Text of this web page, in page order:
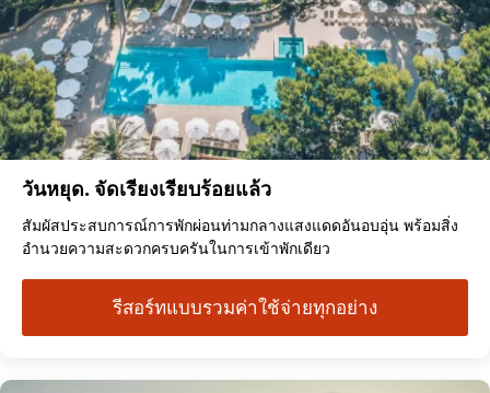
วันหยุด. จัดเรียงเรียบร้อยแล้ว
สัมผัสประสบการณ์การพักผ่อนท่ามกลางแสงแดดอันอบอุ่น พร้อมสิ่ง
อำนวยความสะดวกครบครันในการเข้าพักเดียว
รีสอร์ทแบบรวมค่าใช้จ่ายทุกอย่าง